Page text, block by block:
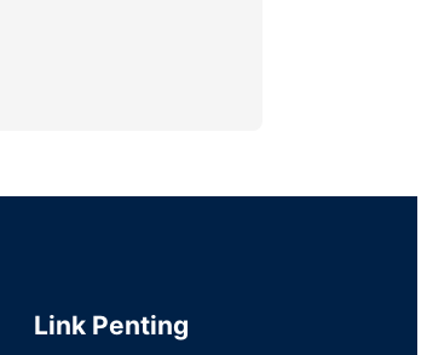
Link Penting